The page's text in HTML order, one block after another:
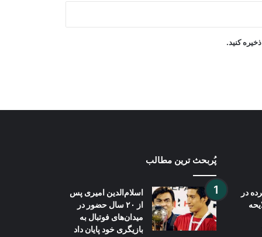
درباره گسترش همکاری‌های اقتصادی و
کنید.
در
پُربحث ترین مطالب
اسلام‌الدین امیری پس
از ۲۰ سال حضور در
میدان‌های فوتبال به
بازیگری خود پایان داد